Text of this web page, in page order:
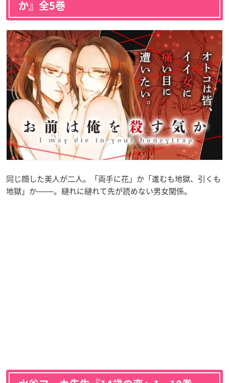
か』全5巻
同じ顔した美人が二人。「両手に花」か「進むも地獄、引くも
地獄」か───。縺れに縺れて先が読めない男女関係。